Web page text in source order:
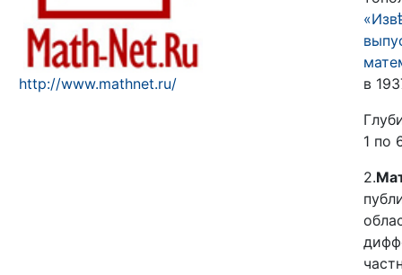
http://www.mathnet.ru/
в
1 по
2.